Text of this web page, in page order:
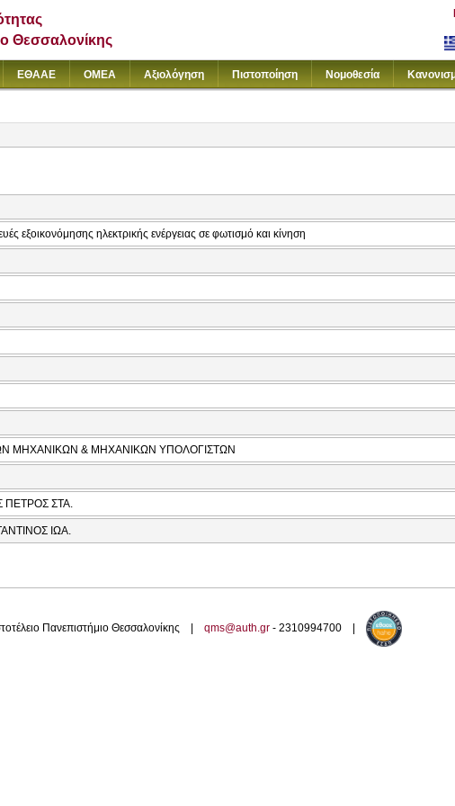
Θεσσαλονίκης
ΕΘΑΑΕ ΟΜΕΑ Αξιολόγηση Πιστοποίηση Νομοθεσία
εξοικονόμησης ηλεκτρικής ενέργειας σε φωτισμό και κίνηση
ΜΗΧΑΝΙΚΩΝ & ΜΗΧΑΝΙΚΩΝ ΥΠΟΛΟΓΙΣΤΩΝ
ΣΤΑ.
ΙΩΑ.
Πανεπιστήμιο Θεσσαλονίκης | qms@auth.gr - 2310994700 |